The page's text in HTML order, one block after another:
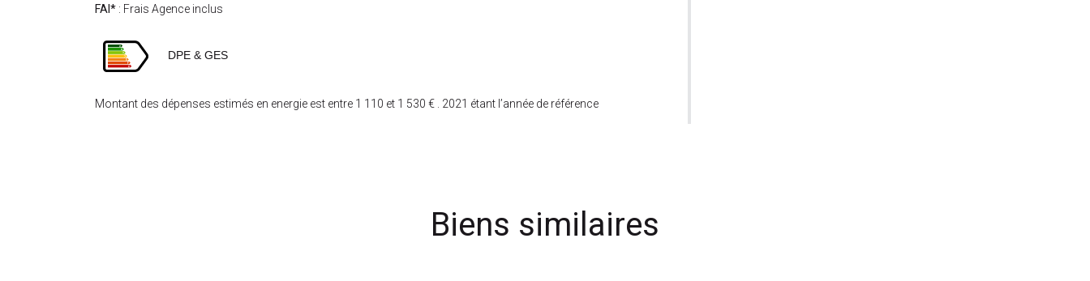
FAI* : Frais Agence inclus
DPE & GES
Montant des dépenses estimés en energie est entre 1 110 et 1 530 € . 2021 étant l’année de référence
Biens similaires